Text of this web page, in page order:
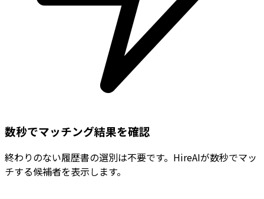
数秒でマッチング結果を確認
終わりのない履歴書の選別は不要です。HireAIが数秒でマッ
チする候補者を表示します。